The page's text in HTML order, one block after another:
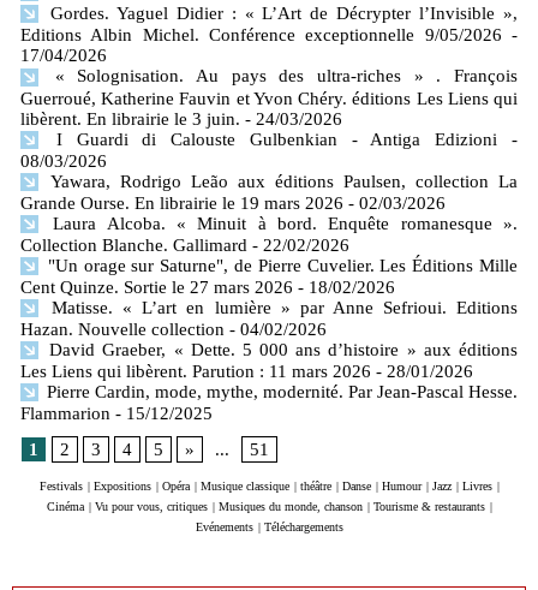
Gordes. Yaguel Didier : « L’Art de Décrypter l’Invisible »,
Editions Albin Michel. Conférence exceptionnelle 9/05/2026 -
17/04/2026
« Solognisation. Au pays des ultra-riches » . François
Guerroué, Katherine Fauvin et Yvon Chéry. éditions Les Liens qui
libèrent. En librairie le 3 juin. - 24/03/2026
I Guardi di Calouste Gulbenkian - Antiga Edizioni
-
08/03/2026
Yawara, Rodrigo Leão aux éditions Paulsen, collection La
Grande Ourse. En librairie le 19 mars 2026 - 02/03/2026
Laura Alcoba. « Minuit à bord. Enquête romanesque ».
Collection Blanche. Gallimard - 22/02/2026
"Un orage sur Saturne", de Pierre Cuvelier. Les Éditions Mille
Cent Quinze. Sortie le 27 mars 2026 - 18/02/2026
Matisse. « L’art en lumière » par Anne Sefrioui. Editions
Hazan. Nouvelle collection - 04/02/2026
David Graeber, « Dette. 5 000 ans d’histoire » aux éditions
Les Liens qui libèrent. Parution : 11 mars 2026 - 28/01/2026
Pierre Cardin, mode, mythe, modernité. Par Jean-Pascal Hesse.
Flammarion - 15/12/2025
1
2 3 4 5 » ... 51
Festivals | Expositions | Opéra | Musique classique | théâtre | Danse | Humour | Jazz | Livres |
Cinéma | Vu pour vous, critiques | Musiques du monde, chanson | Tourisme & restaurants |
Evénements | Téléchargements